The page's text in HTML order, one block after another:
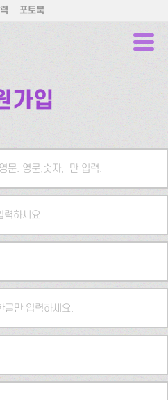
포토북
가입
문. 영문,숫자,_만 입력.
력하세요.
글만 입력하세요.